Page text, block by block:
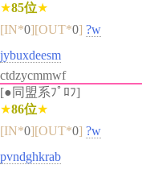
★85位★
[IN*0][OUT*0] ?w
jybuxdeesm
ctdzycmmwf
[●同盟系ﾌﾟﾛﾌ]
★86位★
[IN*0][OUT*0] ?w
pvndghkrab